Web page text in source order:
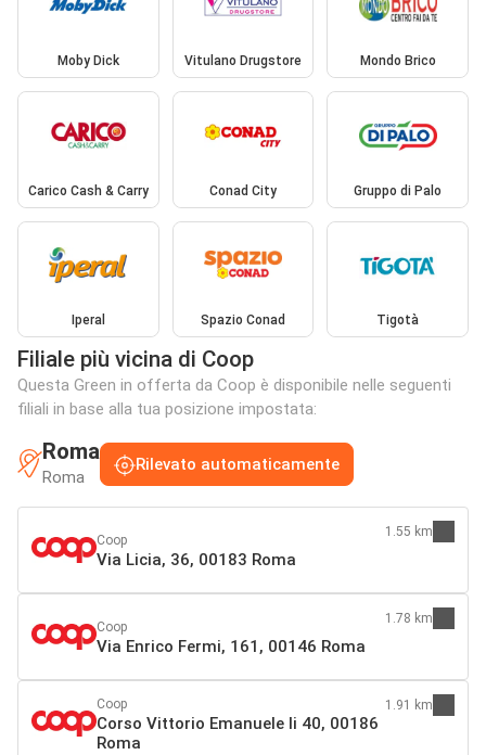
Moby Dick Vitulano Drugstore Mondo Brico
Carico Cash & Carry Conad City Gruppo di Palo
Iperal Spazio Conad Tigotà
Filiale più vicina di Coop
Questa Green in offerta da Coop è disponibile nelle seguenti
filiali in base alla tua posizione impostata:
Roma
Roma
Rilevato automaticamente
Coop
Via Licia, 36, 00183 Roma
1.55 km
Coop
Via Enrico Fermi, 161, 00146 Roma
1.78 km
Coop
Corso Vittorio Emanuele Ii 40, 00186
Roma
1.91 km